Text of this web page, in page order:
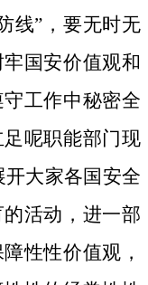
线”，要无时无
国安价值观和
工作中秘密全
呢职能部门现
大家各国安全
活动，进一部
性性价值观，